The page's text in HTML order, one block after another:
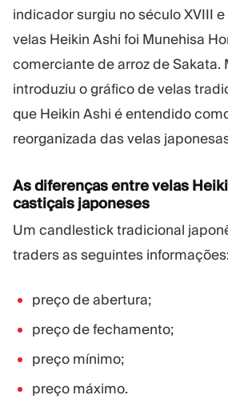
indicador surgiu no século XVIII
velas Heikin Ashi foi Munehisa
comerciante de arroz de Sakata.
introduziu o gráfico de velas
que Heikin Ashi é entendido
reorganizada das velas
As diferenças entre velas
castiçais japoneses
Um candlestick tradicional
traders as seguintes informações:
preço de abertura;
preço de fechamento;
preço mínimo;
preço máximo.